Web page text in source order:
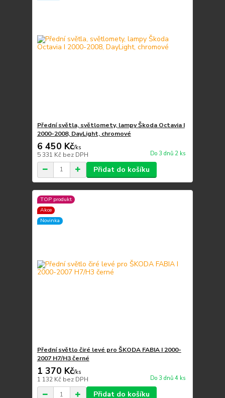
Přední světla, světlomety, lampy Škoda Octavia I
2000-2008, DayLight, chromové
6 450 Kč/ks
5 331 Kč bez DPH Do 3 dnů 2 ks
Přidat do košíku
TOP produkt
Akce
Novinka
Přední světlo čiré levé pro ŠKODA FABIA I 2000-
2007 H7/H3 černé
1 370 Kč/ks
1 132 Kč bez DPH Do 3 dnů 4 ks
Přidat do košíku